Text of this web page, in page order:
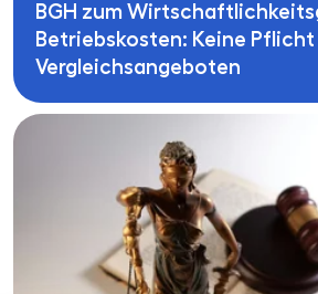
BGH zum
Betriebskosten: Keine Pflicht
Vergleichsangeboten